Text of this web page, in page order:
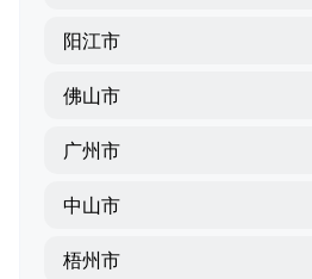
阳江市
佛山市
广州市
中山市
梧州市